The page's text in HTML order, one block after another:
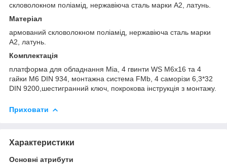
скловолокном поліамід, нержавіюча сталь марки А2, латунь.
Матеріал
армований скловолокном поліамід, нержавіюча сталь марки
А2, латунь.
Комплектація
платформа для обладнання Mia, 4 гвинти WS M6x16 та 4
гайки M6 DIN 934, монтажна система FMb, 4 саморізи 6,3*32
DIN 9200,шестигранний ключ, покрокова інструкція з монтажу.
Приховати
Характеристики
Основні атрибути